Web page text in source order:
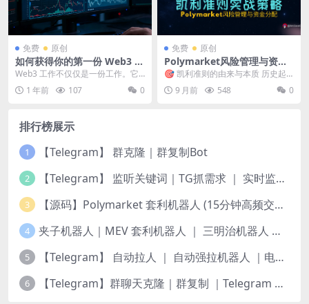
免费 原创
如何获得你的第一份 Web3 工
作？实用技巧
Web3 工作不仅仅是一份工作。它
是一个拥有巨大潜力和职业机会的
地方，只需 3–...
1 年前 107 0
免费 原创
Polymarket风险管理与资金
分配-Kelly准则实战策略
🎯 凯利准则的由来与本质 历史起
源 凯利准则（Kelly Criterion） ...
9 月前 548 0
排行榜展示
1 【Telegram】 群克隆｜群复制Bot
2 【Telegram】 监听关键词｜TG抓需求 ｜ 实时监测频道
3 【源码】Polymarket 套利机器人 (15分钟高频交易) — 稳定运行版｜更新5种策略
4 夹子机器人｜MEV 套利机器人 ｜ 三明治机器人 ｜ 抢跑机器人 ｜ 绿色安全版源码 ｜ 多语言版本 Python 、JS、Rust | 多链
5 【Telegram】 自动拉人 ｜ 自动强拉机器人 ｜电报群拉人Bot🤖️
6 【Telegram】群聊天克隆｜群复制 ｜Telegram 历史记录转发